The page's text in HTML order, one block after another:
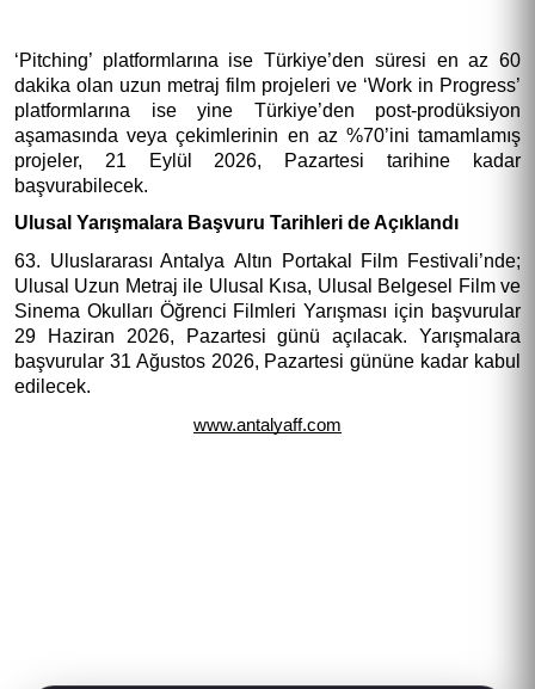
‘Pitching’ platformlarına ise Türkiye’den süresi en az 60
dakika olan uzun metraj film projeleri ve ‘Work in Progress’
platformlarına ise yine Türkiye’den post-prodüksiyon
projeler, 21 Eylül 2026, Pazartesi tarihine kadar
başvurabilecek.
Ulusal Yarışmalara Başvuru Tarihleri de Açıklandı
63. Uluslararası Antalya Altın Portakal Film Festivali’nde;
Ulusal Uzun Metraj ile Ulusal Kısa, Ulusal Belgesel Film ve
Sinema Okulları Öğrenci Filmleri Yarışması için başvurular
29 Haziran 2026, Pazartesi günü açılacak. Yarışmalara
başvurular 31 Ağustos 2026, Pazartesi gününe kadar kabul
edilecek.
www.antalyaff.com